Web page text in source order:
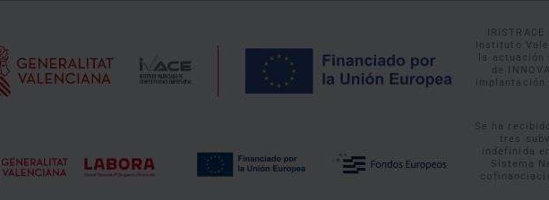
Instituto
la
de
implantación
Se ha
tres
indefinida
Sistema